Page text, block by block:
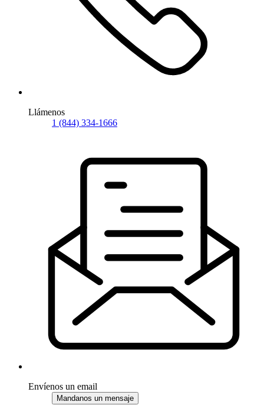
Llámenos
1 (844) 334-1666
Envíenos un email
Mandanos un mensaje